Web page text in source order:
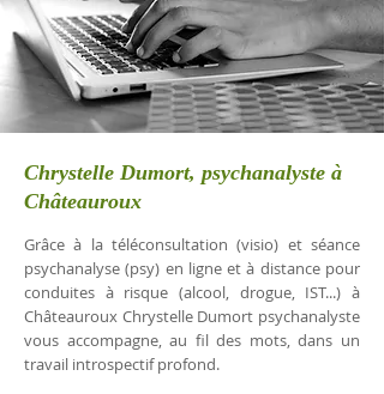
Chrystelle Dumort, psychanalyste à
Châteauroux
Grâce à la téléconsultation (visio) et séance
psychanalyse (psy) en ligne et à distance pour
conduites à risque (alcool, drogue, IST...) à
Châteauroux Chrystelle Dumort psychanalyste
vous accompagne, au fil des mots, dans un
travail introspectif profond.